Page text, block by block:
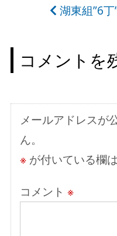
ビ
ゲ
シ
ョ
ン
湖東組”6
コメントを
メールアドレスが
ん。
※が付いている欄
コメント ※